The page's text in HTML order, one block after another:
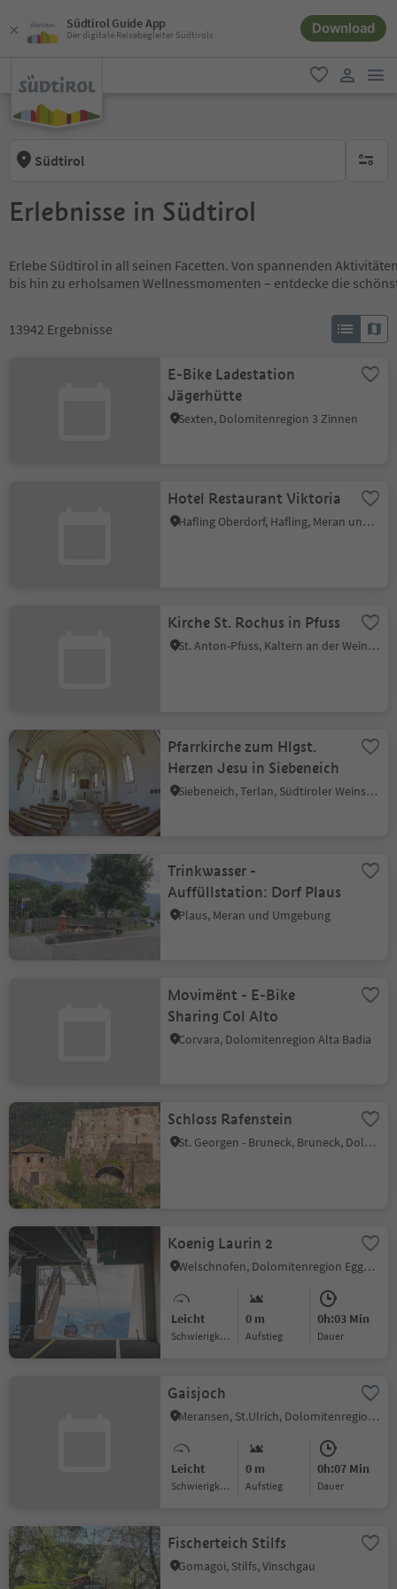
Südtirol Guide App
Der digitale Reisebegleiter Südtirols Download
favorit
Südtirol keine
Erlebnisse in Südtirol
Erlebe Südtirol in all seinen Facetten. Von spannenden
bis hin zu erholsamen Wellnessmomenten – entdecke die
13942 Ergebnisse
E-Bike Ladestation
Jägerhütte
Sexten, Dolomitenregion 3 Zinnen
Hotel Restaurant Viktoria
Hafling Oberdorf, Hafling, Meran und Umgebung
Kirche St. Rochus in Pfuss
St. Anton-Pfuss, Kaltern an der Weinstraße, Südtiroler Weinstraße
Pfarrkirche zum Hlgst.
Herzen Jesu in Siebeneich
Siebeneich, Terlan, Südtiroler Weinstraße
Trinkwasser -
Auffüllstation: Dorf Plaus
Plaus, Meran und Umgebung
Movimënt - E-Bike
Sharing Col Alto
Corvara, Dolomitenregion Alta Badia
Schloss Rafenstein
St. Georgen - Bruneck, Bruneck, Dolomitenregion Kronplatz
Koenig Laurin 2
Welschnofen, Dolomitenregion Eggental
Leicht
Schwierigkeitsgrad
0 m
Aufstieg
0h:03 Min
Dauer
Gaisjoch
Meransen, St.Ulrich, Dolomitenregion Gröden
Leicht
Schwierigkeitsgrad
0 m
Aufstieg
0h:07 Min
Dauer
Fischerteich Stilfs
Gomagoi, Stilfs, Vinschgau